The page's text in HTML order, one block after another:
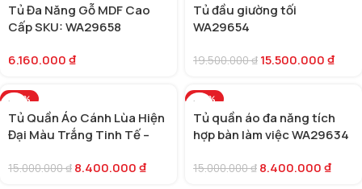
Tủ Đa Năng Gỗ MDF Cao
Cấp SKU: WA29658
6.160.000₫
Tủ đầu giường tối
WA29654
19.500.000₫ 15.500.000₫
-44%
Tủ Quần Áo Cánh Lùa Hiện
Đại Màu Trắng Tinh Tế –
15.000.000₫ 8.400.000₫
-44%
Tủ quần áo đa năng tích
hợp bàn làm việc WA29634
15.000.000₫ 8.400.000₫